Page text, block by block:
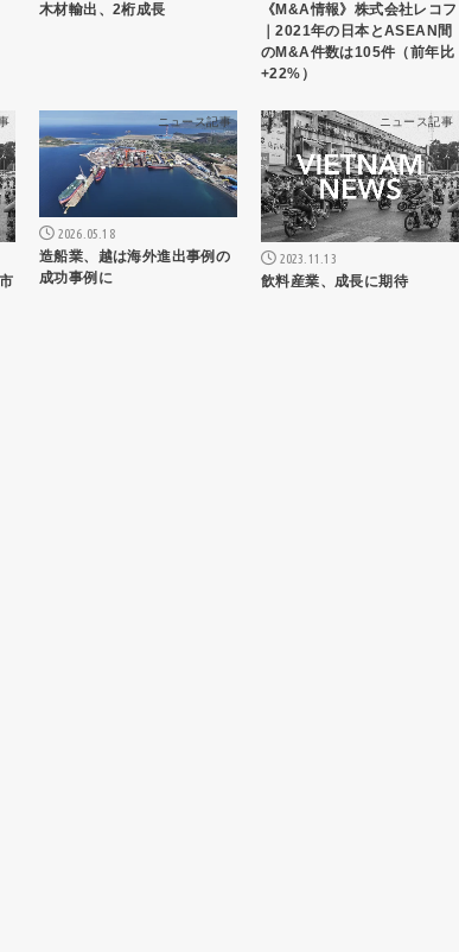
木材輸出、2桁成長
《M&A情報》株式会社レコフ
｜2021年の日本とASEAN間
のM&A件数は105件（前年比
+22%）
ニュース記事
2026.05.18
造船業、越は海外進出事例の
成功事例に
ニュース記事
2023.11.13
飲料産業、成長に期待